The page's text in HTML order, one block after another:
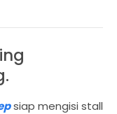
siap mengisi stall